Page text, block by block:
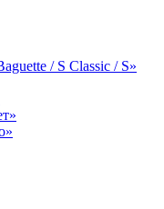
/ S Classic / S»